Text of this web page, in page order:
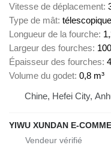
Vitesse de déplacement
Type de mât télescopique
Longueur de la fourche
Largeur des fourches
Épaisseur des fourches
Volume du godet 0,8 m³
Chine, Hefei City,
YIWU XUNDAN E-